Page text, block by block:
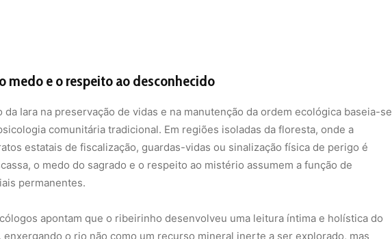
medo e o respeito ao desconhecido
da Iara na preservação de vidas e na manutenção da ordem ecológica baseia-se
comunitária tradicional. Em regiões isoladas da floresta, onde a
estatais de fiscalização, guardas-vidas ou sinalização física de perigo é
o medo do sagrado e o respeito ao mistério assumem a função de
permanentes.
apontam que o ribeirinho desenvolveu uma leitura íntima e holística do
enxergando o rio não como um recurso mineral inerte a ser explorado, mas